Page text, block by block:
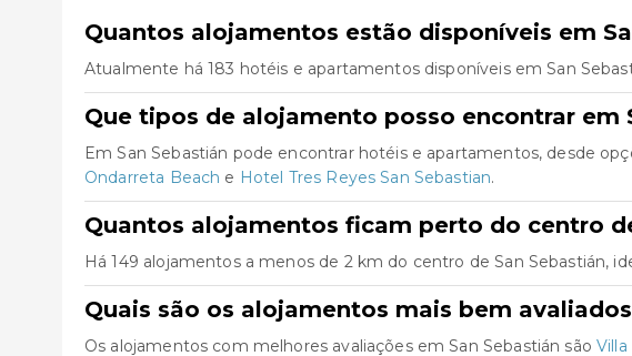
Quantos alojamentos estão disponíveis em
Atualmente há 183 hotéis e apartamentos disponíveis em San
Que tipos de alojamento posso encontrar em
Em San Sebastián pode encontrar hotéis e apartamentos, desde
Ondarreta Beach e Hotel Tres Reyes San Sebastian.
Quantos alojamentos ficam perto do centro
Há 149 alojamentos a menos de 2 km do centro de San Sebastián,
Quais são os alojamentos mais bem
Os alojamentos com melhores avaliações em San Sebastián sãoVilla